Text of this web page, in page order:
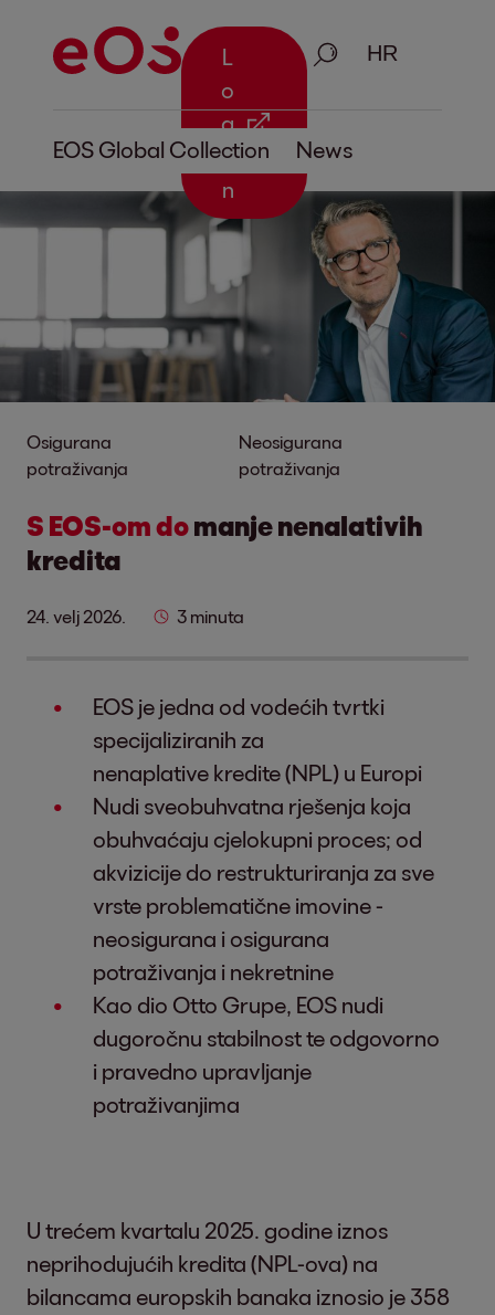
L
o
g
i
n
Traži
EOS Global Collection News
Osigurana
potraživanja
Neosigurana
potraživanja
S EOS-om domanje nenalativih
kredita
24. velj 2026. 3 minuta
EOS je jedna od vodećih tvrtki
specijaliziranih za
nenaplative kredite (NPL) u Europi
Nudi sveobuhvatna rješenja koja
obuhvaćaju cjelokupni proces; od
akvizicije do restrukturiranja za sve
vrste problematične imovine -
neosigurana i osigurana
potraživanja i nekretnine
Kao dio Otto Grupe, EOS nudi
dugoročnu stabilnost te odgovorno
i pravedno upravljanje
potraživanjima
U trećem kvartalu 2025. godine iznos
neprihodujućih kredita (NPL-ova) na
bilancama europskih banaka iznosio je 358